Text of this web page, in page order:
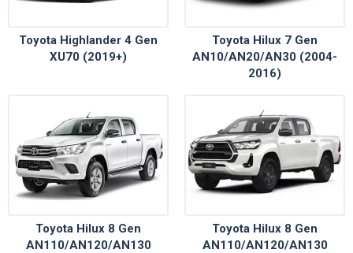
Toyota Highlander 4 Gen
XU70 (2019+)
Toyota Hilux 7 Gen
AN10/AN20/AN30 (2004-
2016)
Toyota Hilux 8 Gen
AN110/AN120/AN130
Toyota Hilux 8 Gen
AN110/AN120/AN130